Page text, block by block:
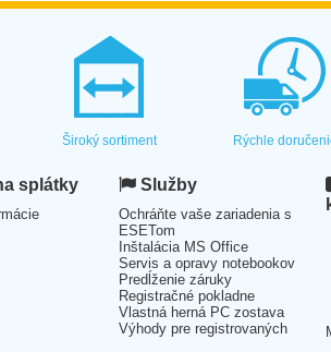
Široký sortiment Rýchle
splátky Služby
Ochráňte vaše zariadenia s
ESETom
Inštalácia MS Office
Servis a opravy notebookov
Predĺženie záruky
Registračné pokladne
Vlastná herná PC zostava
Výhody pre registrovaných